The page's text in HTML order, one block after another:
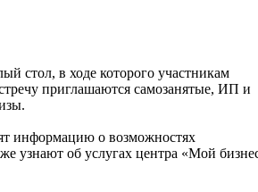
стол, в ходе которого участникам
приглашаются самозанятые, ИП и
информацию о возможностях
узнают об услугах центра «Мой